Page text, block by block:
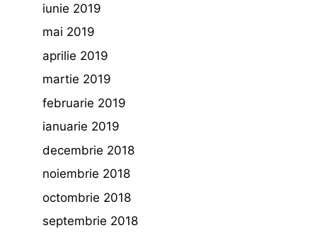
iunie 2019
mai 2019
aprilie 2019
martie 2019
februarie 2019
ianuarie 2019
decembrie 2018
noiembrie 2018
octombrie 2018
septembrie 2018